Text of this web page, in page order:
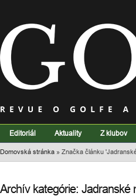
Editoriál Aktuality Z klubov
Domovská stránka » Značka článku
Archív kategórie: Jadranské